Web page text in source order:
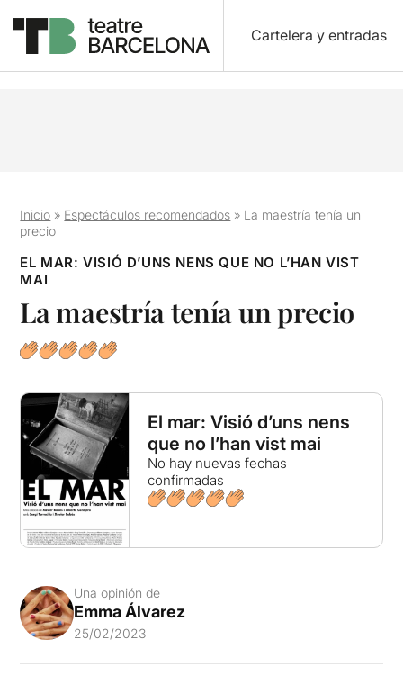
Cartelera y entradas
Inicio » Espectáculos recomendados » La maestría tenía un
precio
EL MAR: VISIÓ D’UNS NENS QUE NO L’HAN VIST
MAI
La maestría tenía un precio
El mar: Visió d’uns nens
que no l’han vist mai
No hay nuevas fechas
confirmadas
Una opinión de
Emma Álvarez
25/02/2023